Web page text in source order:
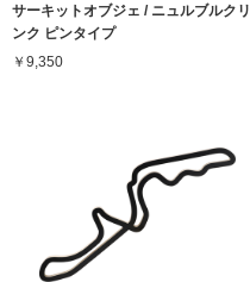
サーキットオブジェ / ニュルブルクリ
ンク ピンタイプ
￥9,350